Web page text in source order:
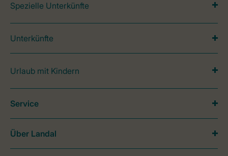
Spezielle Unterkünfte
Unterkünfte
Urlaub mit Kindern
Service
Über Landal